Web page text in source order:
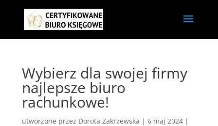
Wybierz dla swojej firmy
najlepsze biuro
rachunkowe!
utworzone przez Dorota Zakrzewska | 6 maj 2024|